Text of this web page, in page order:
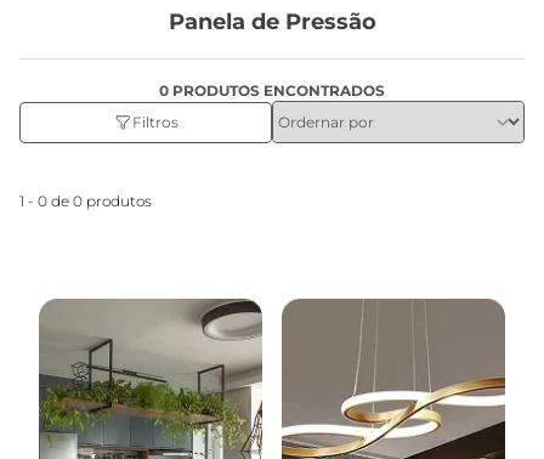
Panela de Pressão
0 PRODUTOS ENCONTRADOS
Filtros
1 - 0 de 0 produtos